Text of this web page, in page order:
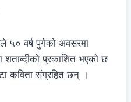
५० वर्ष पुगेको अवसरमा
प्रकाशित भएको छ
कविता संग्रहित छन् ।